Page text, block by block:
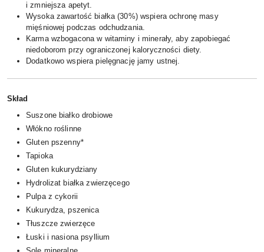
i zmniejsza apetyt.
Wysoka zawartość białka (30%) wspiera ochronę masy
mięśniowej podczas odchudzania.
Karma wzbogacona w witaminy i minerały, aby zapobiegać
niedoborom przy ograniczonej kaloryczności diety.
Dodatkowo wspiera pielęgnację jamy ustnej.
Skład
Suszone białko drobiowe
Włókno roślinne
Gluten pszenny*
Tapioka
Gluten kukurydziany
Hydrolizat białka zwierzęcego
Pulpa z cykorii
Kukurydza, pszenica
Tłuszcze zwierzęce
Łuski i nasiona psyllium